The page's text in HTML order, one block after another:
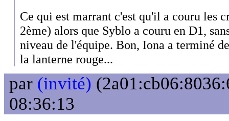
Ce qui est marrant c'est qu'il a couru les
2ème) alors que Syblo a couru en D1,
niveau de l'équipe. Bon, Iona a terminé
la lanterne rouge...
par (invité)
08:36:13